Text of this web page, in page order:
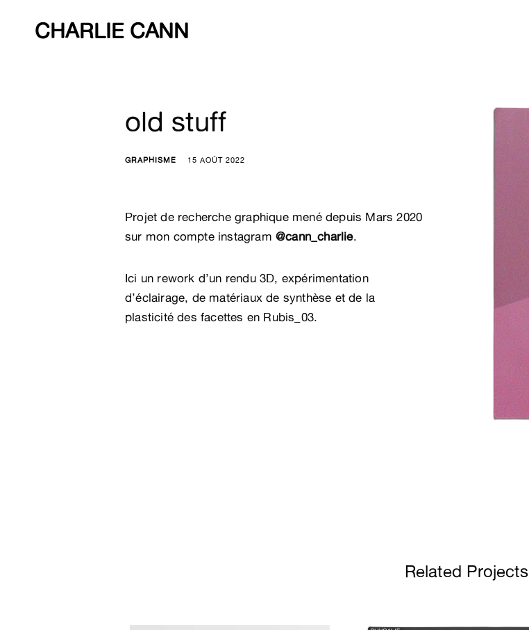
contentCHARLIE CANN
old stuff
GRAPHISME 15 AOÛT 2022
Projet de recherche graphique mené depuis Mars 2020
sur mon compte instagram @cann_charlie.
Ici un rework d’un rendu 3D, expérimentation
d’éclairage, de matériaux de synthèse et de la
plasticité des facettes en Rubis_03.
Related Projects